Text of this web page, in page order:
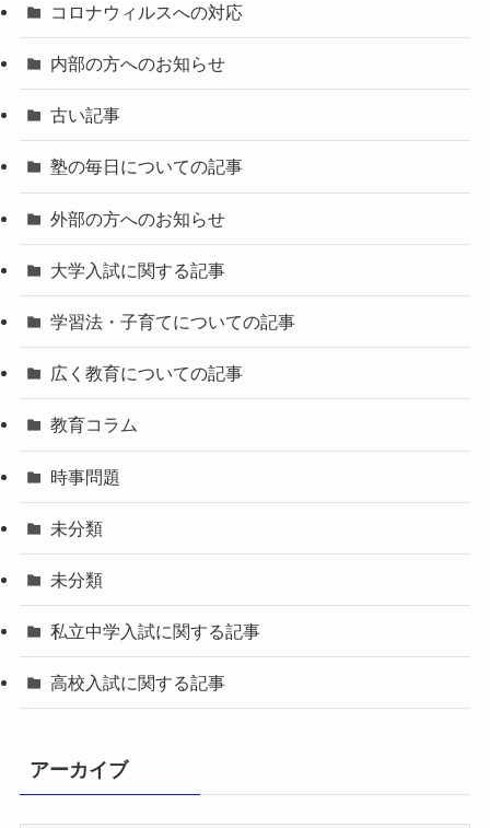
コロナウィルスへの対応
内部の方へのお知らせ
古い記事
塾の毎日についての記事
外部の方へのお知らせ
大学入試に関する記事
学習法・子育てについての記事
広く教育についての記事
教育コラム
時事問題
未分類
未分類
私立中学入試に関する記事
高校入試に関する記事
アーカイブ